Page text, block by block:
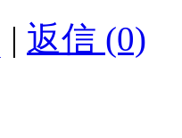
| 返信 (0)